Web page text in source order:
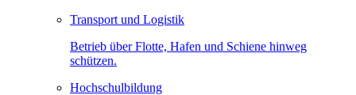
Transport und Logistik
Betrieb über Flotte, Hafen und Schiene hinweg
schützen.
Hochschulbildung